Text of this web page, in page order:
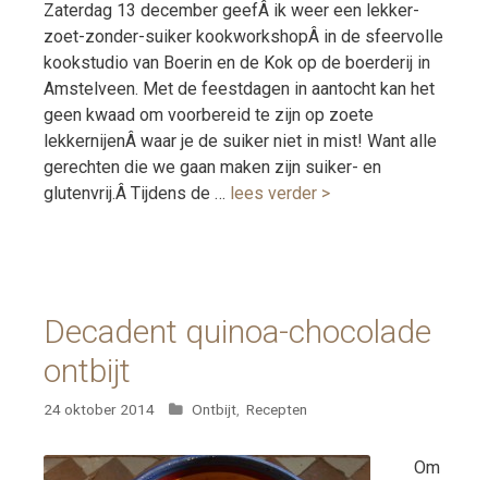
Zaterdag 13 december geefÂ ik weer een lekker-
zoet-zonder-suiker kookworkshopÂ in de sfeervolle
kookstudio van Boerin en de Kok op de boerderij in
Amstelveen. Met de feestdagen in aantocht kan het
geen kwaad om voorbereid te zijn op zoete
lekkernijenÂ waar je de suiker niet in mist! Want alle
gerechten die we gaan maken zijn suiker- en
glutenvrij.Â Tijdens de … lees verder >
Decadent quinoa-chocolade
ontbijt
24 oktober 2014 Categorieën
Ontbijt Recepten
Om